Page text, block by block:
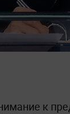
к